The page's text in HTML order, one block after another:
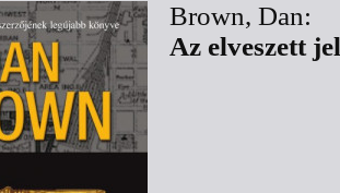
Brown, Dan:
Az elveszett